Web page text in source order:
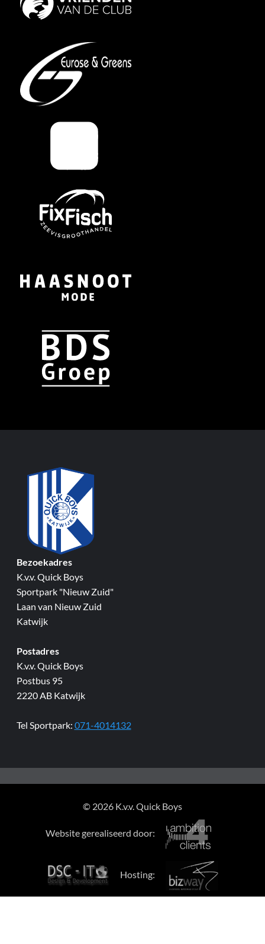
Bezoekadres
K.v.v. Quick Boys
Sportpark "Nieuw Zuid"
Laan van Nieuw Zuid
Katwijk
Postadres
K.v.v. Quick Boys
Postbus 95
2220 AB Katwijk
Tel Sportpark: 071-4014132
© 2026 K.v.v. Quick Boys
Website gerealiseerd door:
Hosting: